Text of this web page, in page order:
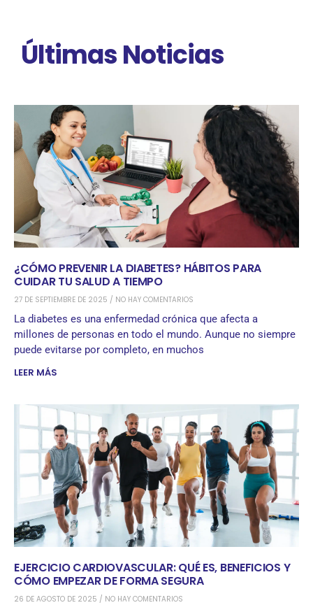
Últimas Noticias
¿CÓMO PREVENIR LA DIABETES? HÁBITOS PARA
CUIDAR TU SALUD A TIEMPO
27 DE SEPTIEMBRE DE 2025 NO HAY COMENTARIOS
La diabetes es una enfermedad crónica que afecta a
millones de personas en todo el mundo. Aunque no siempre
puede evitarse por completo, en muchos
LEER MÁS
EJERCICIO CARDIOVASCULAR: QUÉ ES, BENEFICIOS Y
CÓMO EMPEZAR DE FORMA SEGURA
26 DE AGOSTO DE 2025 NO HAY COMENTARIOS